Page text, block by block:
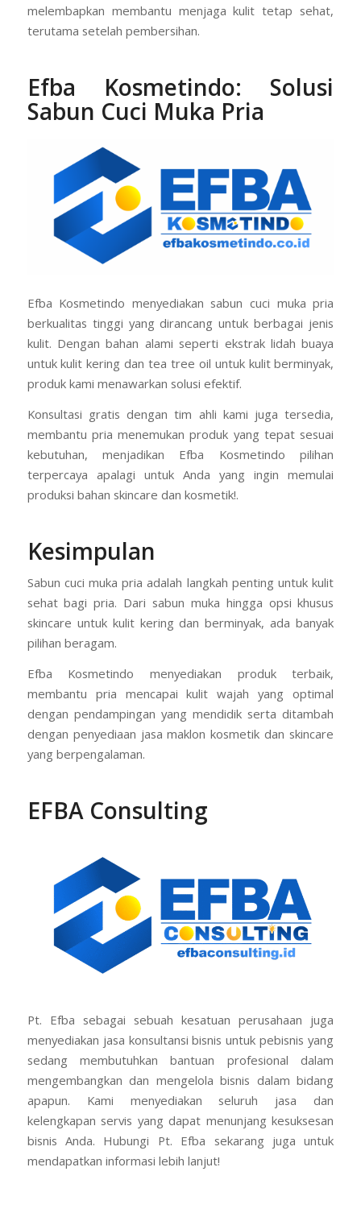
melembapkan membantu menjaga kulit tetap sehat,
terutama setelah pembersihan.
Efba Kosmetindo: Solusi
Sabun Cuci Muka Pria
Efba Kosmetindo menyediakan sabun cuci muka pria
berkualitas tinggi yang dirancang untuk berbagai jenis
kulit. Dengan bahan alami seperti ekstrak lidah buaya
untuk kulit kering dan tea tree oil untuk kulit berminyak,
produk kami menawarkan solusi efektif.
Konsultasi gratis dengan tim ahli kami juga tersedia,
membantu pria menemukan produk yang tepat sesuai
kebutuhan, menjadikan Efba Kosmetindo pilihan
terpercaya apalagi untuk Anda yang ingin memulai
produksi bahan skincare dan kosmetik!.
Kesimpulan
Sabun cuci muka pria adalah langkah penting untuk kulit
sehat bagi pria. Dari sabun muka hingga opsi khusus
skincare untuk kulit kering dan berminyak, ada banyak
pilihan beragam.
Efba Kosmetindo menyediakan produk terbaik,
membantu pria mencapai kulit wajah yang optimal
dengan pendampingan yang mendidik serta ditambah
dengan penyediaan jasa maklon kosmetik dan skincare
yang berpengalaman.
EFBA Consulting
Pt. Efba sebagai sebuah kesatuan perusahaan juga
menyediakan jasa konsultansi bisnis untuk pebisnis yang
sedang membutuhkan bantuan profesional dalam
mengembangkan dan mengelola bisnis dalam bidang
apapun. Kami menyediakan seluruh jasa dan
kelengkapan servis yang dapat menunjang kesuksesan
bisnis Anda. Hubungi Pt. Efba sekarang juga untuk
mendapatkan informasi lebih lanjut!